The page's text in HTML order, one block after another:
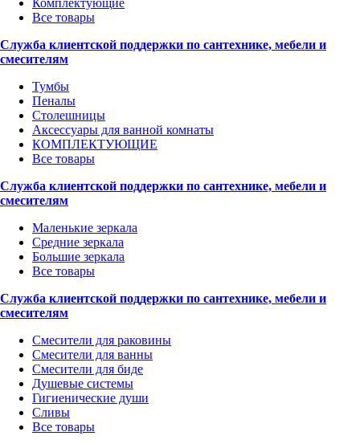
Комплектующие
Все товары
Служба клиентской поддержки по сантехнике, мебели и
смесителям
Тумбы
Пеналы
Столешницы
Аксессуары для ванной комнаты
КОМПЛЕКТУЮЩИЕ
Все товары
Служба клиентской поддержки по сантехнике, мебели и
смесителям
Маленькие зеркала
Средние зеркала
Большие зеркала
Все товары
Служба клиентской поддержки по сантехнике, мебели и
смесителям
Смесители для раковины
Смесители для ванны
Смесители для биде
Душевые системы
Гигиенические души
Сливы
Все товары